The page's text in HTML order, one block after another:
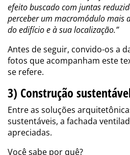
efeito buscado com juntas
perceber um macromódulo mais
do edifício e à sua localização.”
Antes de seguir, convido-os a
fotos que acompanham este
se refere.
3) Construção
Entre as soluções
sustentáveis, a fachada
apreciadas.
Você sabe por quê?